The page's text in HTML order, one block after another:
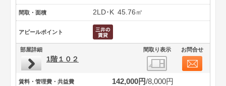
間取・面積 2LD･K 45.76㎡
アピールポイント
部屋詳細 間取り表示 お問合せ
1階１０２
賃料・管理費・共益費 142,000円 8,000円